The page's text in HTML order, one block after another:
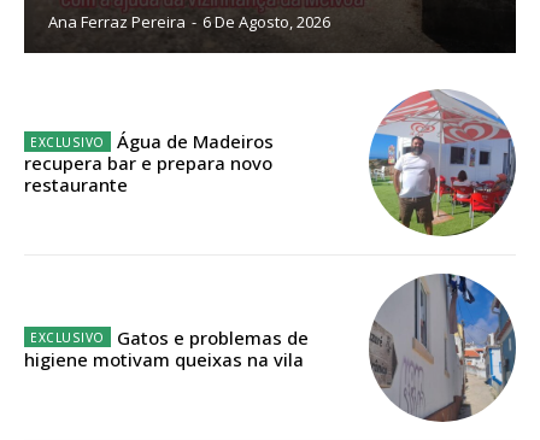
Sendo assinante terá acesso a todos os conteúdos exclusivos e versões
12 meses
Ana Ferraz Pereira - 6 De Agosto, 2026
Água de Madeiros
recupera bar e prepara novo
restaurante
Gatos e problemas de
higiene motivam queixas na vila